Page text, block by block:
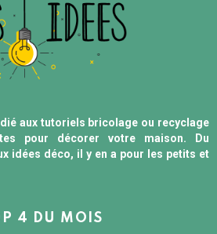
aux tutoriels bricolage ou recyclage
pour décorer votre maison. Du
idées déco, il y en a pour les petits et
4 DU MOIS